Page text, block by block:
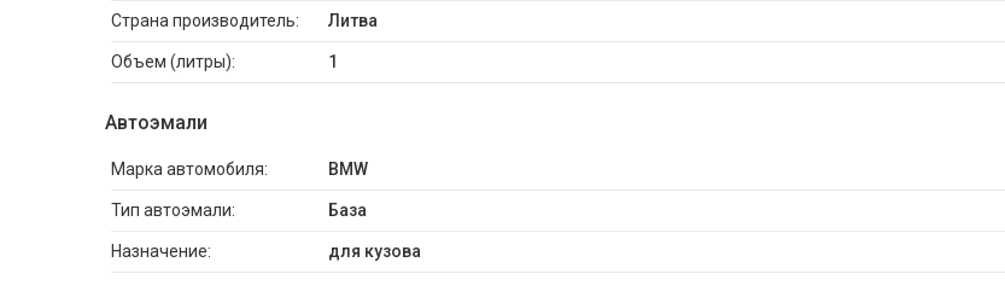
Страна производитель: Литва
Объем (литры): 1
Автоэмали
Марка автомобиля: BMW
Тип автоэмали: База
Назначение: для кузова